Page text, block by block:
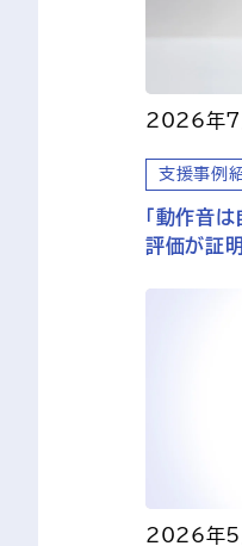
2026年7
支援事例
「動作音
評価が証
2026年5